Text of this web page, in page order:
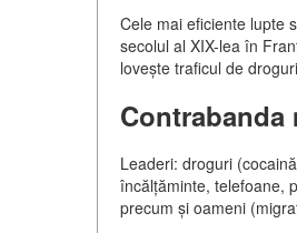
Cele mai eficiente lupte
secolul al XIX-lea în
lovește traficul de
Contrabanda
Leaderi: droguri
încălțăminte, telefoane,
precum și oameni